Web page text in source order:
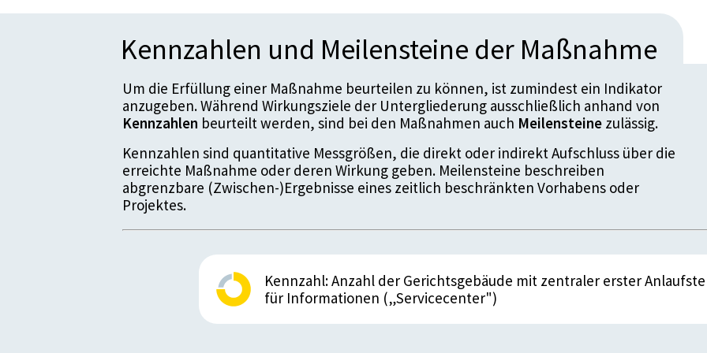
Kennzahlen und Meilensteine der Maßnahme
Um die Erfüllung einer Maßnahme beurteilen zu können, ist zumindest ein Indikator
anzugeben. Während Wirkungsziele der Untergliederung ausschließlich anhand von
Kennzahlen beurteilt werden, sind bei den Maßnahmen auch Meilensteine zulässig.
Kennzahlen sind quantitative Messgrößen, die direkt oder indirekt Aufschluss über die
erreichte Maßnahme oder deren Wirkung geben. Meilensteine beschreiben
abgrenzbare (Zwischen-)Ergebnisse eines zeitlich beschränkten Vorhabens oder
Projektes.
Kennzahl: Anzahl der Gerichtsgebäude mit zentraler erster
für Informationen („Servicecenter")